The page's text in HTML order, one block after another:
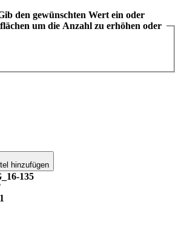
den gewünschten Wert ein oder
um die Anzahl zu erhöhen oder
hinzufügen
135